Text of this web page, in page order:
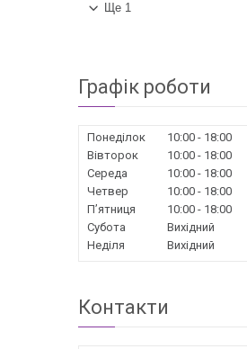
Ще 1
Графік роботи
Понеділок 10:00
18:00
Вівторок
10:00
18:00
Середа
10:00
18:00
Четвер
10:00
18:00
Пʼятниця
10:00
18:00
Субота
Вихідний
Неділя
Вихідний
Контакти